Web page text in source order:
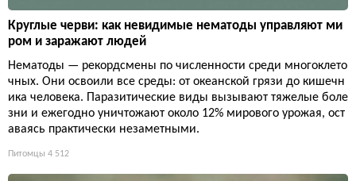
Круглые черви: как невидимые нематоды управляют ми
ром и заражают людей
Нематоды — рекордсмены по численности среди многоклето
чных. Они освоили все среды: от океанской грязи до кишечн
ика человека. Паразитические виды вызывают тяжелые боле
зни и ежегодно уничтожают около 12% мирового урожая, ост
аваясь практически незаметными.
Питомцы 4 512